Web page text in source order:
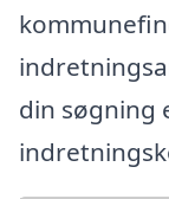
din søgning